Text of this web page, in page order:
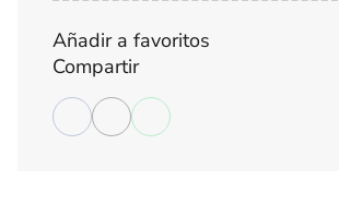
Añadir a favoritos
Compartir